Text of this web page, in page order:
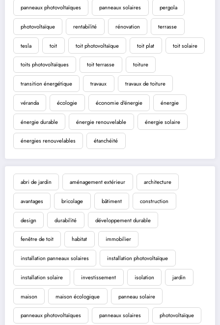
panneaux photovoltaïques panneaux solaires pergola
photovoltaïque rentabilité rénovation terrasse
tesla toit toit photovoltaïque toit plat toit solaire
toits photovoltaïques toit terrasse toiture
transition énergétique travaux travaux de toiture
véranda écologie économie d'énergie énergie
énergie durable énergie renouvelable énergie solaire
énergies renouvelables étanchéité
abri de jardin aménagement extérieur architecture
avantages bricolage bâtiment construction
design durabilité développement durable
fenêtre de toit habitat immobilier
installation panneaux solaires installation photovoltaïque
installation solaire investissement isolation jardin
maison maison écologique panneau solaire
panneaux photovoltaïques panneaux solaires photovoltaïque